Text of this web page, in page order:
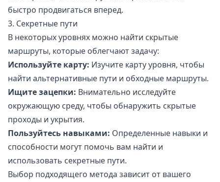
быстро продвигаться вперед.
3. Секретные пути
В некоторых уровнях можно найти скрытые
маршруты, которые облегчают задачу:
Используйте карту: Изучите карту уровня, чтобы
найти альтернативные пути и обходные маршруты.
Ищите зацепки: Внимательно исследуйте
окружающую среду, чтобы обнаружить скрытые
проходы и укрытия.
Пользуйтесь навыками: Определенные навыки и
способности могут помочь вам найти и
использовать секретные пути.
Выбор подходящего метода зависит от вашего